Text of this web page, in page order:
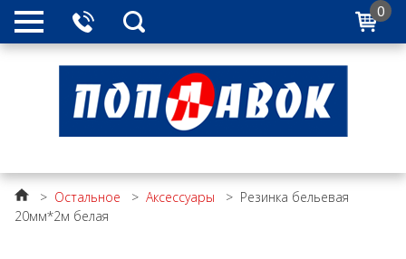
0
> Остальное > Аксессуары > Резинка бельевая
20мм*2м белая